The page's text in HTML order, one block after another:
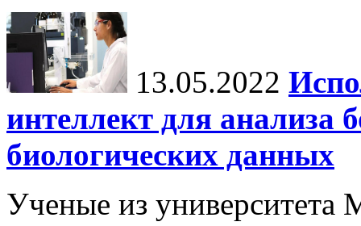
13.05.2022
интеллект для анализа
биологических данных
Ученые из